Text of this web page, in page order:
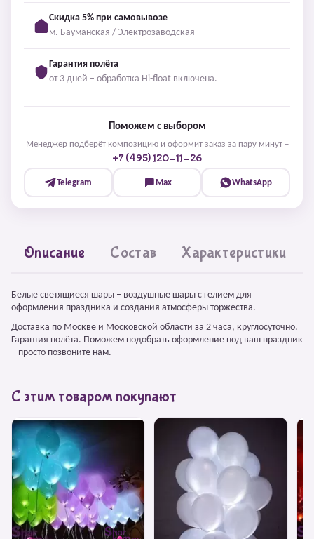
Скидка 5% при самовывозе
м. Бауманская / Электрозаводская
Гарантия полёта
от 3 дней – обработка Hi-float включена.
Поможем с выбором
Менеджер подберёт композицию и оформит заказ за пару минут –
+7 (495) 120-11-26
Telegram Max WhatsApp
Описание Состав Характеристики
Белые светящиеся шары – воздушные шары с гелием для
оформления праздника и создания атмосферы торжества.
Доставка по Москве и Московской области за 2 часа, круглосуточно.
Гарантия полёта. Поможем подобрать оформление под ваш праздник
– просто позвоните нам.
С этим товаром покупают